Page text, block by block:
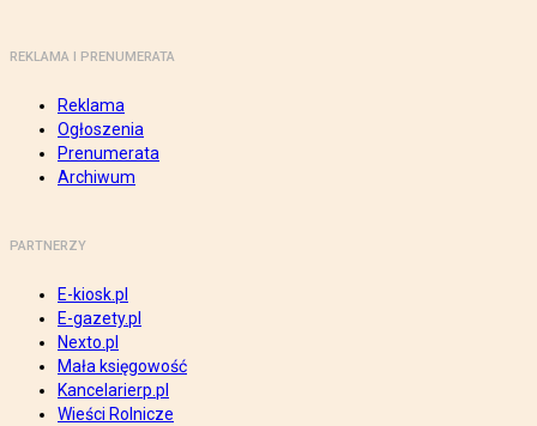
REKLAMA I PRENUMERATA
Reklama
Ogłoszenia
Prenumerata
Archiwum
PARTNERZY
E-kiosk.pl
E-gazety.pl
Nexto.pl
Mała księgowość
Kancelarierp.pl
Wieści Rolnicze